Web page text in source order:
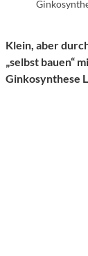
Klein, aber
„selbst bauen“
Ginkosynthese